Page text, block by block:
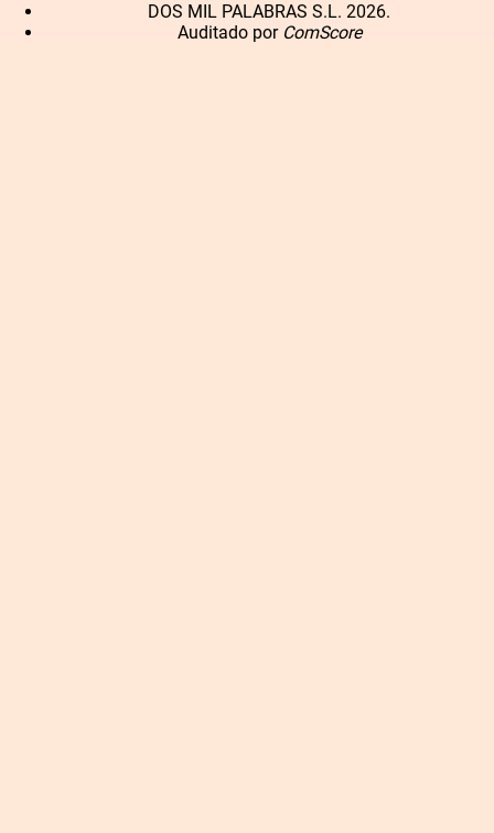
DOS MIL PALABRAS S.L. 2026.
Auditado por ComScore